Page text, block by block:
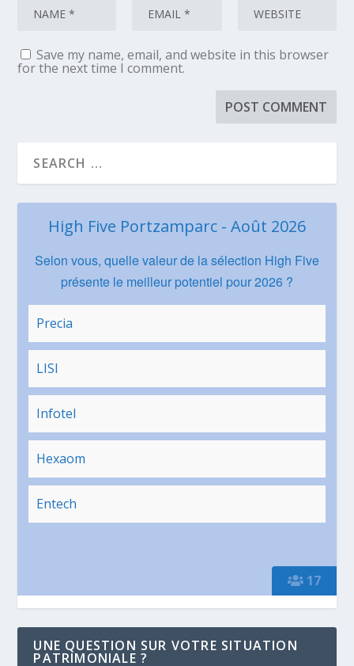
Save my name, email, and website in this browser
for the next time I comment.
17
High Five Portzamparc - Août 2026
Selon vous, quelle valeur de la sélection High Five
présente le meilleur potentiel pour 2026 ?
Precia
LISI
Infotel
Hexaom
Entech
UNE QUESTION SUR VOTRE SITUATION
PATRIMONIALE ?